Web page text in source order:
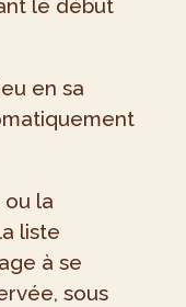
le début
en sa
ou la
liste
à se
sous